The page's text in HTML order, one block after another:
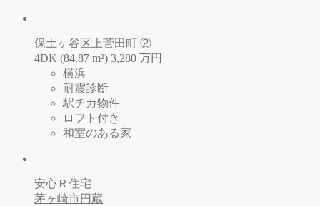
保土ヶ谷区上菅田町 ②
4DK (84.87 m²) 3,280 万円
横浜
耐震診断
駅チカ物件
ロフト付き
和室のある家
安心Ｒ住宅
茅ヶ崎市円蔵